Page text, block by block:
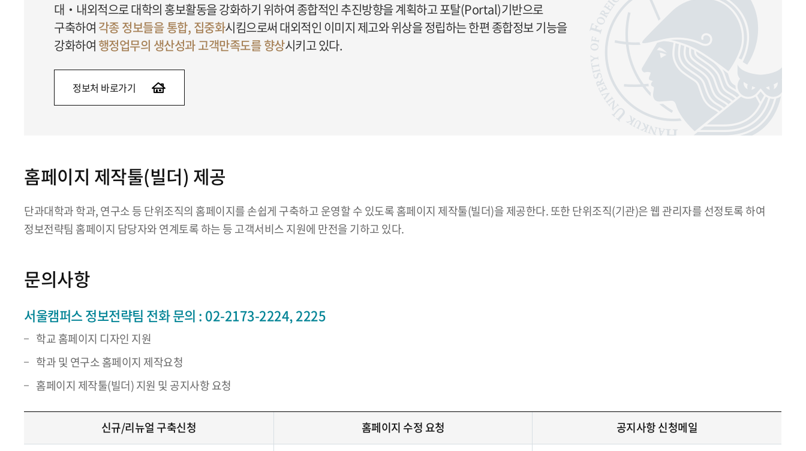
대‧내외적으로 대학의 홍보활동을 강화하기 위하여 종합적인 추진방향을 계획하고 포탈(Portal)기반으로
구축하여 각종 정보들을 통합, 집중화시킴으로써 대외적인 이미지 제고와 위상을 정립하는 한편 종합정보 기능을
강화하여 행정업무의 생산성과 고객만족도를 향상시키고 있다.
정보처 바로가기
홈페이지 제작툴(빌더) 제공
단과대학과 학과, 연구소 등 단위조직의 홈페이지를 손쉽게 구축하고 운영할 수 있도록 홈페이지 제작툴(빌더)을 제공한다. 또한 단위조직(기관)은 웹 관리자를 선정토록 하여
정보전략팀 홈페이지 담당자와 연계토록 하는 등 고객서비스 지원에 만전을 기하고 있다.
문의사항
서울캠퍼스 정보전략팀 전화 문의 : 02-2173-2224, 2225
학교 홈페이지 디자인 지원
학과 및 연구소 홈페이지 제작요청
홈페이지 제작툴(빌더) 지원 및 공지사항 요청
신규/리뉴얼 구축신청 홈페이지 수정 요청 공지사항 신청메일